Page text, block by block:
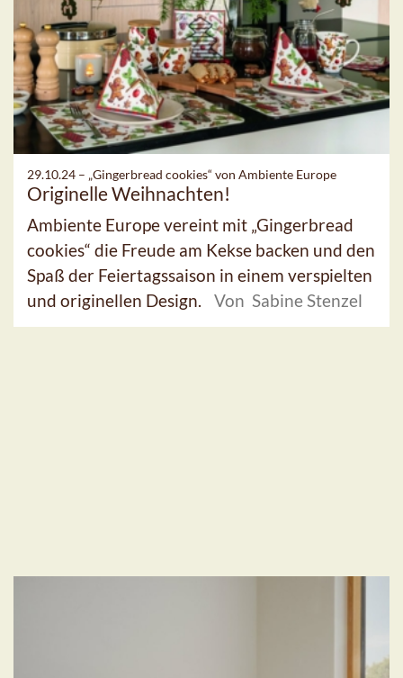
29.10.24 – „Gingerbread cookies“ von Ambiente Europe
Originelle Weihnachten!
Ambiente Europe vereint mit „Gingerbread
cookies“ die Freude am Kekse backen und den
Spaß der Feiertagssaison in einem verspielten
und originellen Design.
Von Sabine Stenzel